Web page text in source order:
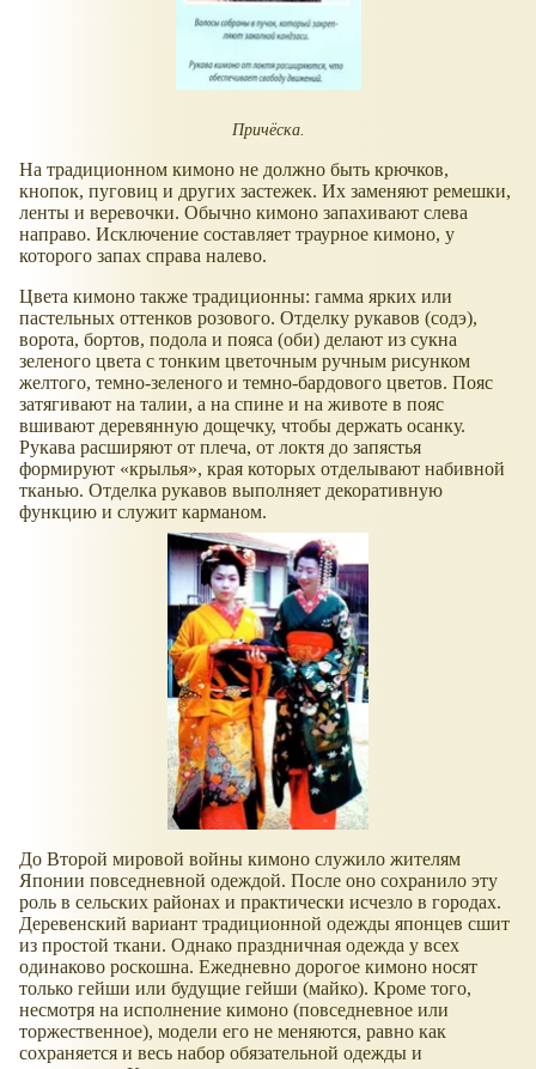
Причёска.
На традиционном кимоно не должно быть крючков,
кнопок, пуговиц и других застежек. Их заменяют ремешки,
ленты и веревочки. Обычно кимоно запахивают слева
направо. Исключение составляет траурное кимоно, у
которого запах справа налево.
Цвета кимоно также традиционны: гамма ярких или
пастельных оттенков розового. Отделку рукавов (содэ),
ворота, бортов, подола и пояса (оби) делают из сукна
зеленого цвета с тонким цветочным ручным рисунком
желтого, темно-зеленого и темно-бардового цветов. Пояс
затягивают на талии, а на спине и на животе в пояс
вшивают деревянную дощечку, чтобы держать осанку.
Рукава расширяют от плеча, от локтя до запястья
формируют
крылья , края которых отделывают набивной
тканью. Отделка рукавов выполняет декоративную
функцию и служит карманом.
До Второй мировой войны кимоно служило жителям
Японии повседневной одеждой. После оно сохранило эту
роль в сельских районах и практически исчезло в городах.
Деревенский вариант традиционной одежды японцев сшит
из простой ткани. Однако праздничная одежда у всех
одинаково роскошна. Ежедневно дорогое кимоно носят
только гейши или будущие гейши (майко). Кроме того,
несмотря на исполнение кимоно (повседневное или
торжественное), модели его не меняются, равно как
сохраняется и весь набор обязательной одежды и